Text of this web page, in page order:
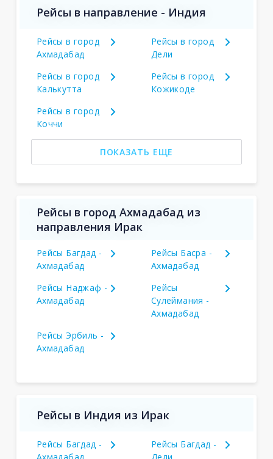
Рейсы в направление - Индия
Рейсы в город
Ахмадабад
Рейсы в город
Дели
Рейсы в город
Калькутта
Рейсы в город
Кожикоде
Рейсы в город
Коччи
ПОКАЗАТЬ ЕЩЕ
Рейсы в город Ахмадабад из
направления Ирак
Рейсы Багдад -
Ахмадабад
Рейсы Басра -
Ахмадабад
Рейсы Наджаф -
Ахмадабад
Рейсы
Сулеймания -
Ахмадабад
Рейсы Эрбиль -
Ахмадабад
Рейсы в Индия из Ирак
Рейсы Багдад -
Рейсы Багдад -